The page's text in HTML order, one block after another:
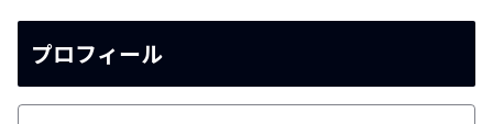
プロフィール